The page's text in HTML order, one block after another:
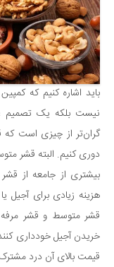
معماری
علمی
فناوری‌ها
نجوم و هوا فضا
زمین و محیط
خودرو
سرگرمی
دانستنی‌ها
بازی
طنز
فال
باید اشاره کنیم که
نیست بلکه یک تصمیم
گران‌تر از چیزی است که
دوری کنیم. البته قشر
بیشتری از جامعه از
هزینه زیادی برای آجیل
قشر متوسط و قشر مرفه
خریدن آجیل خودداری
قیمت بالای آن درد